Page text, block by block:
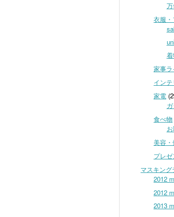
衣服
家事
イン
家電
食べ物
美容
プレ
マスキン
2012
2012
2013